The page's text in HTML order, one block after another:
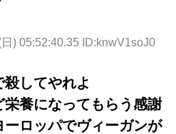
) 05:52:40.35 ID:knwV1soJ0
してやれよ
養になってもらう感謝
ロッパでヴィーガンが